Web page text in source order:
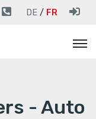
DE FR
- Auto